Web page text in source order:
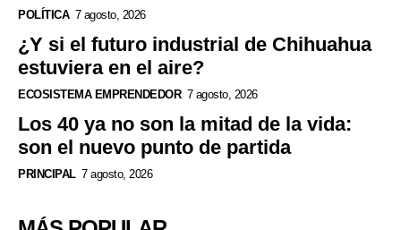
POLÍTICA 7 agosto, 2026
¿Y si el futuro industrial de Chihuahua
estuviera en el aire?
ECOSISTEMA EMPRENDEDOR 7 agosto, 2026
Los 40 ya no son la mitad de la vida:
son el nuevo punto de partida
PRINCIPAL 7 agosto, 2026